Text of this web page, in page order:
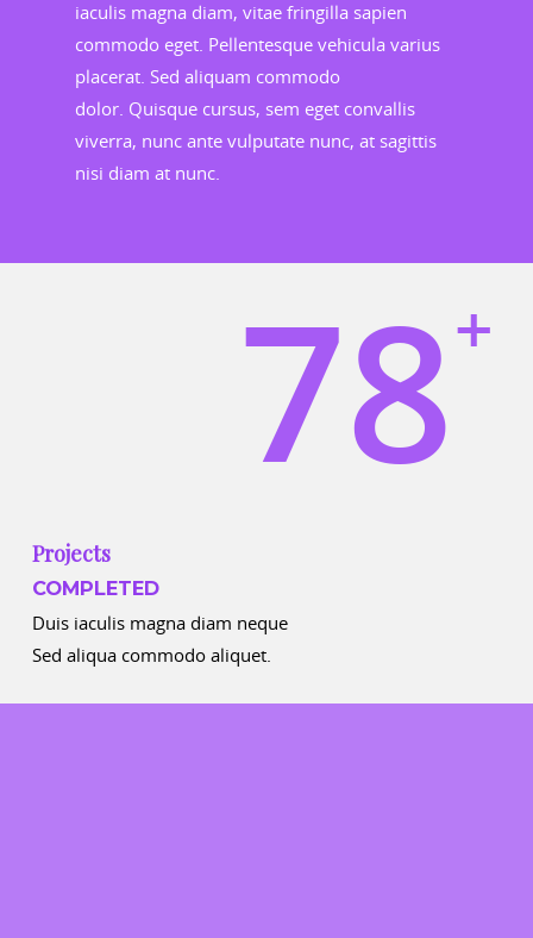
iaculis magna diam, vitae fringilla sapien
commodo eget. Pellentesque vehicula varius
placerat. Sed aliquam commodo
dolor. Quisque cursus, sem eget convallis
viverra, nunc ante vulputate nunc, at sagittis
nisi diam at nunc.
78+
Projects
COMPLETED
Duis iaculis magna diam neque
Sed aliqua commodo aliquet.